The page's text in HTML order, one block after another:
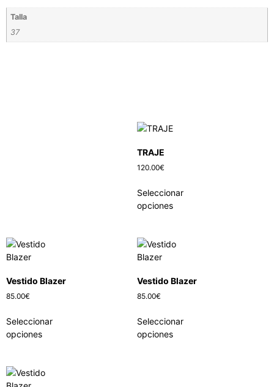
Talla
37
TRAJE
120.00€
Seleccionar
opciones
Vestido Blazer
85.00€
Seleccionar
opciones
Vestido Blazer
85.00€
Seleccionar
opciones